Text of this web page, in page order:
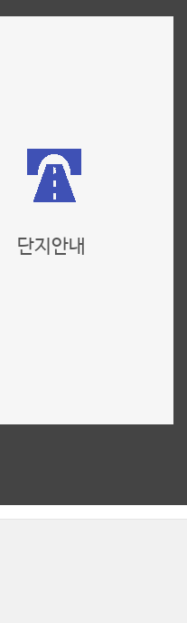
단지안내